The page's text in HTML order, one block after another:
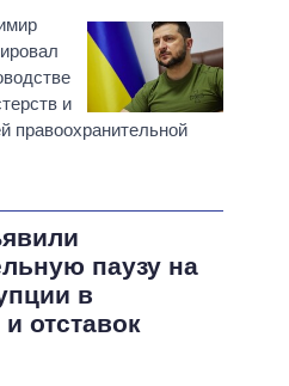
и
правоохранительной
паузу на
в
отставок